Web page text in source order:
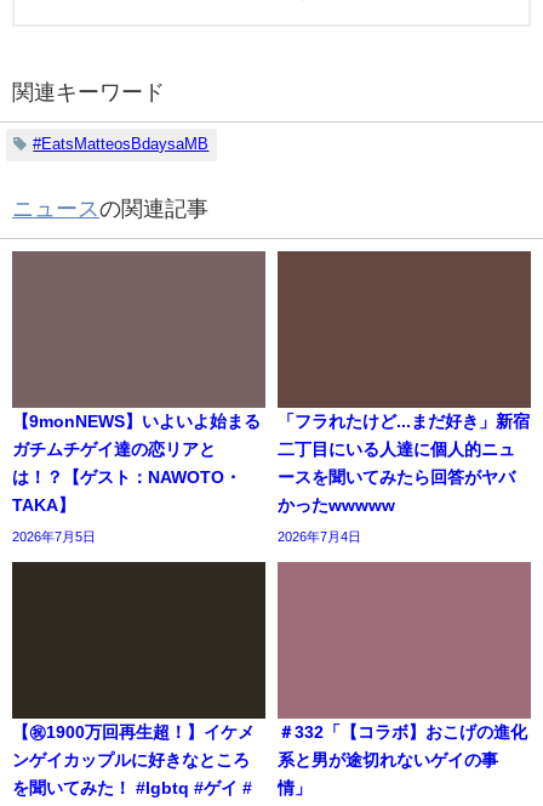
関連キーワード
#EatsMatteosBdaysaMB
ニュースの関連記事
【9monNEWS】いよいよ始まる
ガチムチゲイ達の恋リアと
は！？【ゲスト：NAWOTO・
TAKA】
2026年7月5日
「フラれたけど...まだ好き」新宿
二丁目にいる人達に個人的ニュ
ースを聞いてみたら回答がヤバ
かったwwwww
2026年7月4日
【㊗️1900万回再生超！】イケメ
ンゲイカップルに好きなところ
を聞いてみた！ #lgbtq #ゲイ #
＃332「【コラボ】おこげの進化
系と男が途切れないゲイの事
情」